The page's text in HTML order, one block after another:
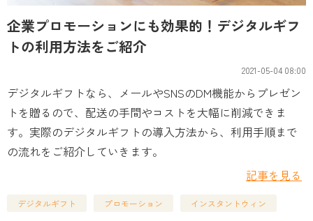
企業プロモーションにも効果的！デジタルギフ
トの利用方法をご紹介
2021-05-04 08:00
デジタルギフトなら、メールやSNSのDM機能からプレゼン
トを贈るので、配送の手間やコストを大幅に削減できま
す。実際のデジタルギフトの導入方法から、利用手順まで
の流れをご紹介していきます。
記事を見る
デジタルギフト プロモーション インスタントウィン